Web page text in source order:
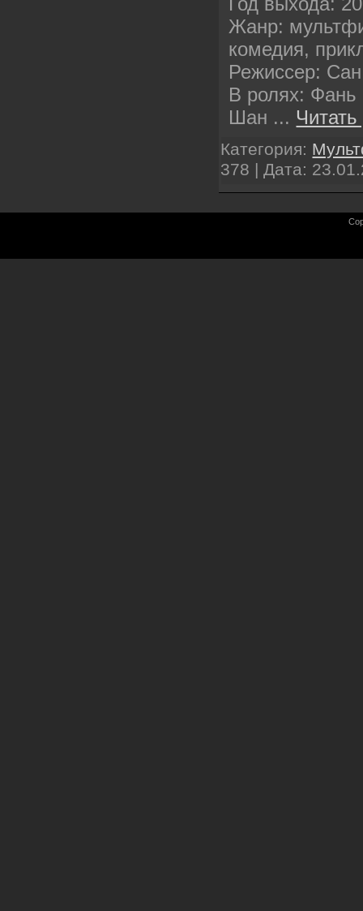
Жанр:
комедия,
Режиссер:
В ролях:
Шан ...
Категория:
378 | Дата: